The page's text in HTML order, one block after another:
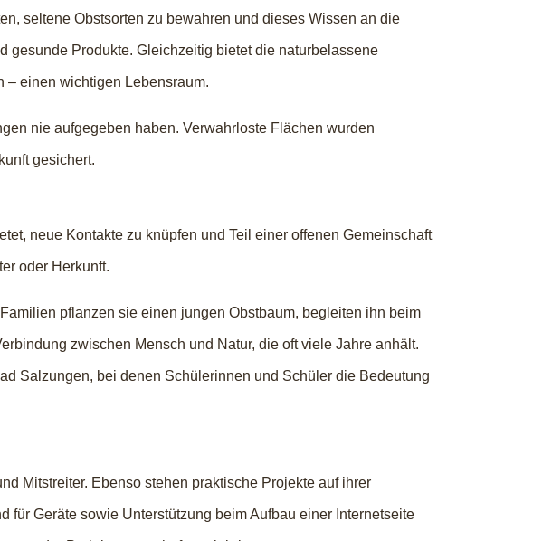
seltene Obstsorten zu bewahren und dieses Wissen an die
gesunde Produkte. Gleichzeitig bietet die naturbelassene
– einen wichtigen Lebensraum.
nie aufgegeben haben. Verwahrloste Flächen wurden
gesichert.
neue Kontakte zu knüpfen und Teil einer offenen Gemeinschaft
oder Herkunft.
pflanzen sie einen jungen Obstbaum, begleiten ihn beim
zwischen Mensch und Natur, die oft viele Jahre anhält.
Salzungen, bei denen Schülerinnen und Schüler die Bedeutung
Mitstreiter. Ebenso stehen praktische Projekte auf ihrer
Geräte sowie Unterstützung beim Aufbau einer Internetseite